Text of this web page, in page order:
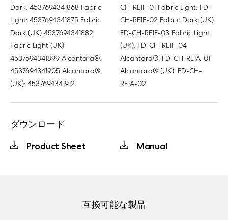
Dark: 4537694341868 Fabric
Light: 4537694341875 Fabric
Dark (UK) 4537694341882
Fabric Light (UK):
4537694341899 Alcantara®:
4537694341905 Alcantara®
(UK): 4537694341912
CH-RE1F-01 Fabric Light: FD-
CH-RE1F-02 Fabric Dark (UK)
FD-CH-RE1F-03 Fabric Light
(UK): FD-CH-RE1F-04
Alcantara®: FD-CH-RE1A-01
Alcantara® (UK): FD-CH-
RE1A-02
ダウンロード
Product Sheet
Manual
互換可能な製品